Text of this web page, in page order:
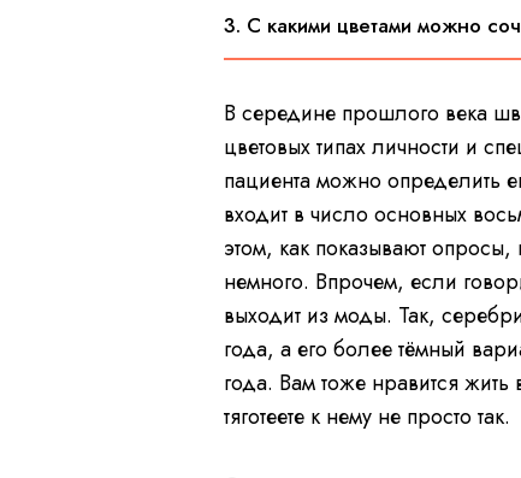
3. С какими цветами можно
В середине прошлого века
цветовых типах личности и
пациента можно определить
входит в число основных
этом, как показывают
немного. Впрочем, если
выходит из моды. Так,
года, а его более тёмный
года. Вам тоже нравится
тяготеете к нему не просто так.